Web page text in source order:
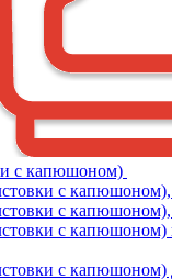
с капюшоном)
c капюшоном),
c капюшоном),
с капюшоном)
c капюшоном)